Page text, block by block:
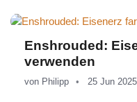
Enshrouded:
verwenden
von Philipp 25 Jun 2025